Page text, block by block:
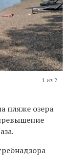
1 из 2
пляже озера